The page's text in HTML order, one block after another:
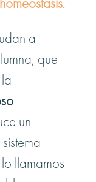
homeostasis.
a
que
un
llamamos